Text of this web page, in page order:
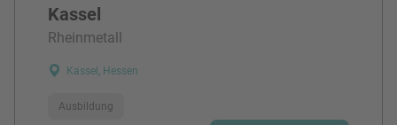
Kassel
Rheinmetall
Kassel, Hessen
Ausbildung